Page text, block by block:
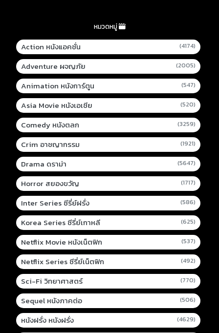
หมวดหมู่
Action หนังแอคชั่น (4174)
Adventure ผจญภัย (2005)
Animation หนังการ์ตูน (547)
Asia Movie หนังเอเชีย (520)
Comedy หนังตลก (3259)
Crim อาชญากรรม (1921)
Drama ดราม่า (5647)
Horror สยองขวัญ (1717)
Inter Series ซีรี่ย์ฝรั่ง (586)
Korea Series ซีรี่ย์เกาหลี (625)
Netflix Movie หนังเน็ตฟิก (537)
Netflix Series ซีรี่ย์เน็ตฟิก (492)
Sci-Fi วิทยาศาสตร์ (770)
Sequel หนังภาคต่อ (506)
หนังฝรั่ง หนังฝรั่ง (4629)